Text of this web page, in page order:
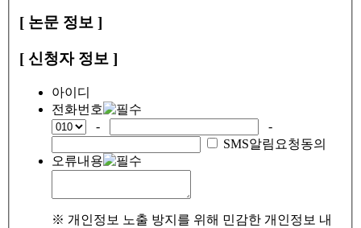
[ 논문 정보 ]
[ 신청자 정보 ]
아이디
전화번호
-
-
SMS알림요청동의
오류내용
※ 개인정보 노출 방지를 위해 민감한 개인정보 내